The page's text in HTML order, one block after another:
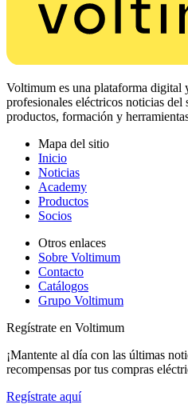
Voltimum es una plataforma digital
profesionales eléctricos noticias del
productos, formación y
Mapa del sitio
Inicio
Noticias
Academy
Productos
Socios
Otros enlaces
Sobre Voltimum
Contacto
Catálogos
Grupo Voltimum
Regístrate en Voltimum
¡Mantente al día con las últimas
recompensas por tus compras
Regístrate aquí